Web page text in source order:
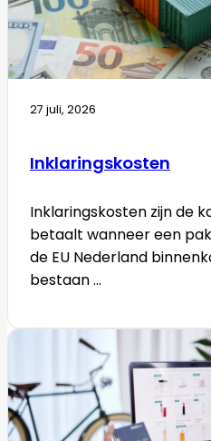
27 juli, 2026
Inklaringskosten
Inklaringskosten zijn de
betaalt wanneer een
de EU Nederland
bestaan ...